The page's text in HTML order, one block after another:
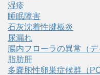
湿疹
睡眠障害
石灰沈着性腱板炎
尿漏れ
腸内フローラの異常（デ
脂肪肝
多嚢胞性卵巣症候群（